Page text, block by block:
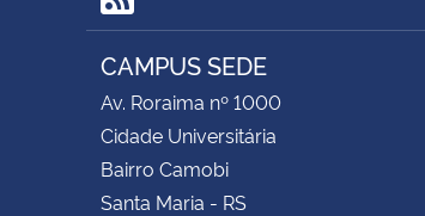
RSS
CAMPUS SEDE
Av. Roraima nº 1000
Cidade Universitária
Bairro Camobi
Santa Maria - RS